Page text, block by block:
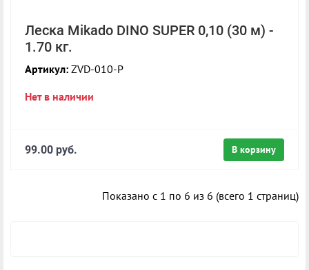
Леска Mikado DINO SUPER 0,10 (30 м) -
1.70 кг.
Артикул: ZVD-010-P
Нет в наличии
В корзину
99.00 руб.
Показано с 1 по 6 из 6 (всего 1 страниц)